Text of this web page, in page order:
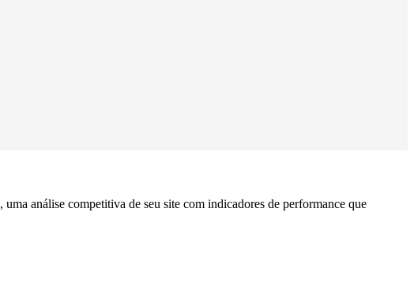
análise competitiva de seu site com indicadores de performance que